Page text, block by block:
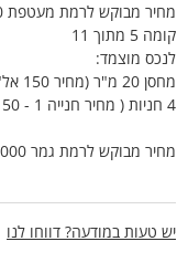
מחיר מבוקש לרמת מעטפת 11500 ש"ח למ"ר פלוס מע"מ
קומה 5 מתוך 11
לנכס מוצמד:
מחסן 20 מ"ר (מחיר 150 אל"ש פלוס מע"מ)
4 חניות ( מחיר חנייה 1 - 150 אל"ש פלוס מע"מ )
מחיר מבוקש לרמת גמר 15000 למ"ר פלוס מע"מ
*התמונה להמחשה בלבד ! !
יש טעות במודעה? דווחו לנו